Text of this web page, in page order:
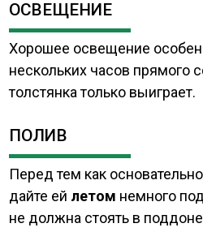
ОСВЕЩЕНИЕ
Хорошее освещение
нескольких часов прямого
толстянка только выиграет.
ПОЛИВ
Перед тем как
дайте ей летом немного
не должна стоять в